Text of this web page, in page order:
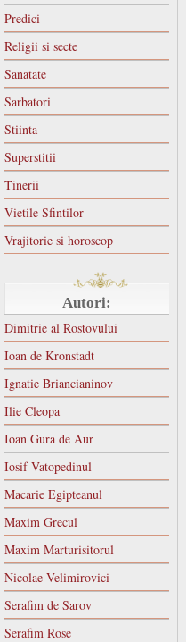
Predici
Religii si secte
Sanatate
Sarbatori
Stiinta
Superstitii
Tinerii
Vietile Sfintilor
Vrajitorie si horoscop
Autori:
Dimitrie al Rostovului
Ioan de Kronstadt
Ignatie Briancianinov
Ilie Cleopa
Ioan Gura de Aur
Iosif Vatopedinul
Macarie Egipteanul
Maxim Grecul
Maxim Marturisitorul
Nicolae Velimirovici
Serafim de Sarov
Serafim Rose